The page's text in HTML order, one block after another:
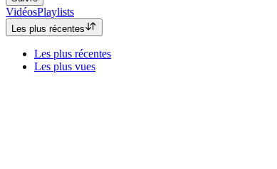
VidéosPlaylists
Les plus récentes
Les plus récentes
Les plus vues